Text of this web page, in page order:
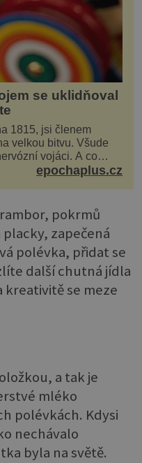
se uklidňoval
1815, jsi členem
velkou bitvu. Všude
vojáci. A co
Zdá se v...epochaplus.cz
pokrmů
zapečená
polévka, přidat se
další chutná jídla
kreativitě se meze
a tak je
mléko
polévkách. Kdysi
nechávalo
byla na světě.